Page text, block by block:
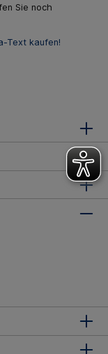
Sie noch
Text kaufen!